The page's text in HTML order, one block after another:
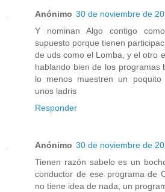
Anónimo 30 de noviembre de
Y nominan Algo contigo
supuesto porque tienen
de uds como el Lomba, y el otro
hablando bien de los programas
lo menos muestren un
unos ladris
Responder
Anónimo 30 de noviembre de
Tienen razón sabelo es un
conductor de ese programa de
no tiene idea de nada, un